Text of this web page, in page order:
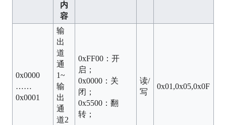
内
容
0x0000
……
0x0001
输
出
道
通
1~
输
出
通
道2
0xFF00：开
启；
0x0000：关
闭；
0x5500：翻
转；
读/
写
0x01,0x05,0x0F